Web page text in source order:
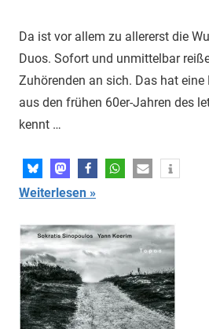
Da ist vor allem zu allererst die
Duos. Sofort und unmittelbar
Zuhörenden an sich. Das hat eine
aus den frühen 60er-Jahren des
kennt …
Weiterlesen